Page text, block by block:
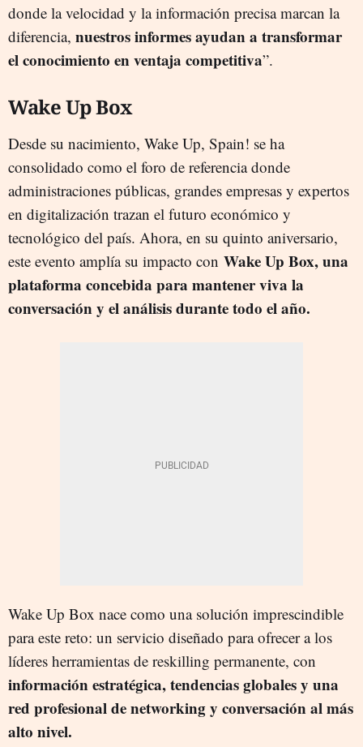
donde la velocidad y la información precisa marcan la
diferencia, nuestros informes ayudan a transformar
el conocimiento en ventaja competitiva”.
Wake Up Box
Desde su nacimiento, Wake Up, Spain! se ha
consolidado como el foro de referencia donde
administraciones públicas, grandes empresas y expertos
en digitalización trazan el futuro económico y
tecnológico del país. Ahora, en su quinto aniversario,
este evento amplía su impacto con Wake Up Box, una
plataforma concebida para mantener viva la
conversación y el análisis durante todo el año.
Wake Up Box nace como una solución imprescindible
para este reto: un servicio diseñado para ofrecer a los
líderes herramientas de reskilling permanente, con
información estratégica, tendencias globales y una
red profesional de networking y conversación al más
alto nivel.